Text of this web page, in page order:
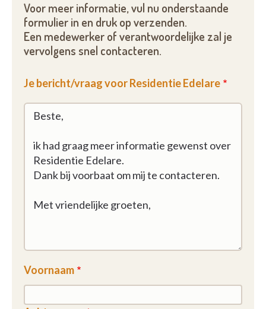
Voor meer informatie, vul nu onderstaande
formulier in en druk op verzenden.
Een medewerker of verantwoordelijke zal je
vervolgens snel contacteren.
Je bericht/vraag voor Residentie Edelare
Voornaam